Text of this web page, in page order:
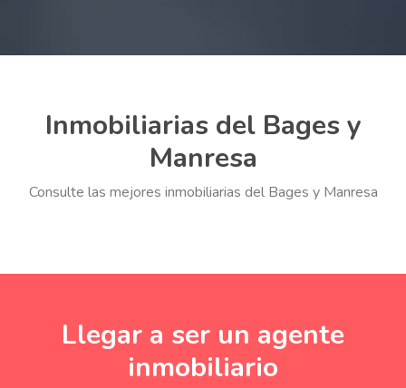
Inmobiliarias del Bages y
Manresa
Consulte las mejores inmobiliarias del Bages y Manresa
Llegar a ser un agente
inmobiliario